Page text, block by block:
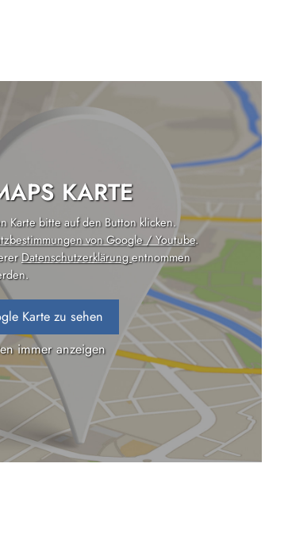
KARTE
Karte bitte auf den Button klicken.
von Google / Youtube.
Datenschutzerklärungentnommen
Karte zu sehen
immer anzeigen